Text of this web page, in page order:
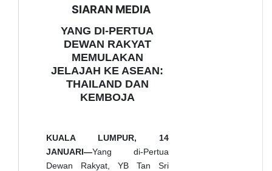
SIARAN MEDIA
YANG DI-PERTUA
DEWAN RAKYAT
MEMULAKAN
JELAJAH KE ASEAN:
THAILAND DAN
KEMBOJA
KUALA LUMPUR, 14
JANUARI—Yang di-Pertua
Dewan Rakyat, YB Tan Sri